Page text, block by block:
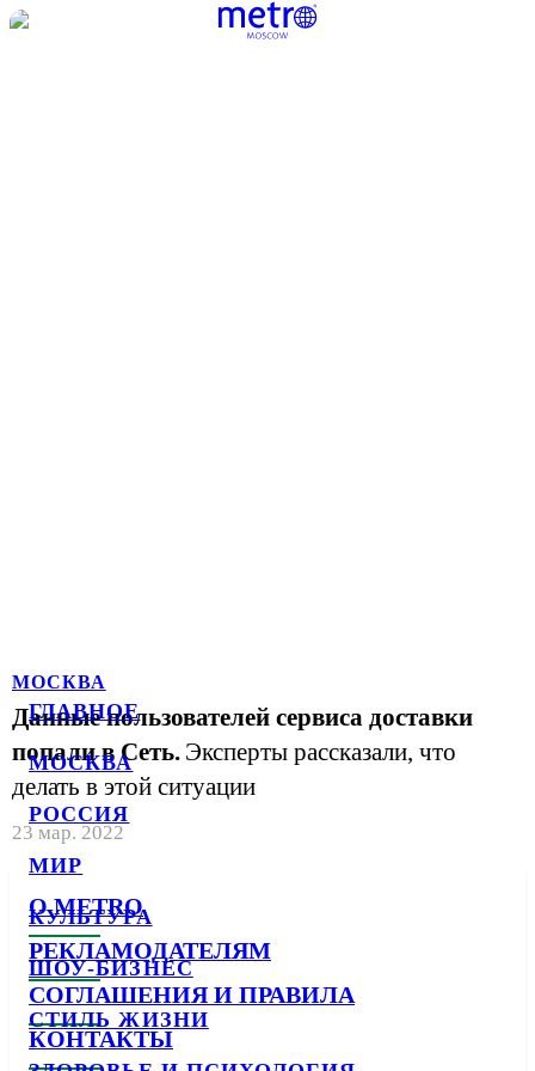
ГЛАВНОЕ
МОСКВА
РОССИЯ
МИР
КУЛЬТУРА
ШОУ-БИЗНЕС
СТИЛЬ ЖИЗНИ
МОСКВА
Данные пользователей сервиса доставки
попали в Сеть. Эксперты рассказали, что
делать в этой ситуации
23 мар. 2022
О METRO
РЕКЛАМОДАТЕЛЯМ
СОГЛАШЕНИЯ И ПРАВИЛА
КОНТАКТЫ